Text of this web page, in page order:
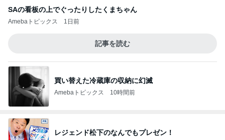
SAの看板の上でぐったりしたくまちゃん
Amebaトピックス 1日前
記事を読む
買い替えた冷蔵庫の収納に幻滅
Amebaトピックス 10時間前
レジェンド松下のなんでもプレゼン！